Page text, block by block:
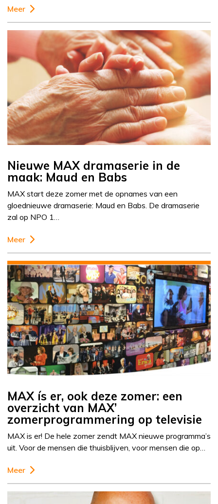
Meer
Nieuwe MAX dramaserie in de
maak: Maud en Babs
MAX start deze zomer met de opnames van een
gloednieuwe dramaserie: Maud en Babs. De dramaserie
zal op NPO 1…
Meer
MAX ís er, ook deze zomer: een
overzicht van MAX’
zomerprogrammering op televisie
MAX is er! De hele zomer zendt MAX nieuwe programma’s
uit. Voor de mensen die thuisblijven, voor mensen die op…
Meer